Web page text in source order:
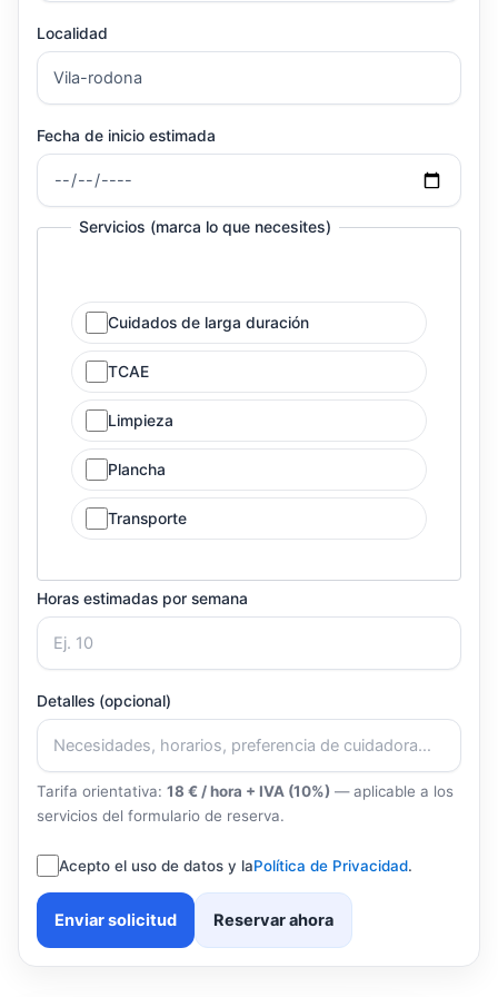
Localidad
Fecha de inicio estimada
Servicios (marca lo que necesites)
Cuidados de larga duración
TCAE
Limpieza
Plancha
Transporte
Horas estimadas por semana
Detalles (opcional)
Tarifa orientativa: 18 € / hora + IVA (10%) — aplicable a los
servicios del formulario de reserva.
Acepto el uso de datos y laPolítica de Privacidad.
Enviar solicitud Reservar ahora